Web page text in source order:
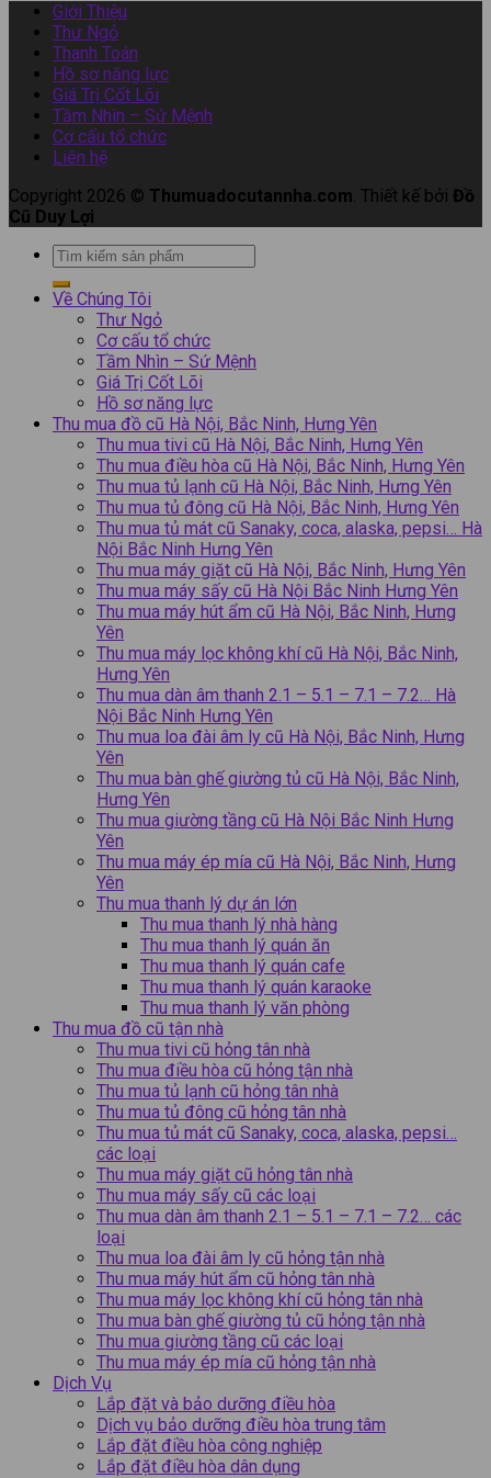
Giới Thiệu
Thư Ngỏ
Thanh Toán
Hồ sơ năng lực
Giá Trị Cốt Lõi
Tầm Nhìn – Sứ Mệnh
Cơ cấu tổ chức
Liên hệ
Copyright 2026 © Thumuadocutannha.com. Thiết kế bởi Đồ
Cũ Duy Lợi
Về Chúng Tôi
Thư Ngỏ
Cơ cấu tổ chức
Tầm Nhìn – Sứ Mệnh
Giá Trị Cốt Lõi
Hồ sơ năng lực
Thu mua đồ cũ Hà Nội, Bắc Ninh, Hưng Yên
Thu mua tivi cũ Hà Nội, Bắc Ninh, Hưng Yên
Thu mua điều hòa cũ Hà Nội, Bắc Ninh, Hưng Yên
Thu mua tủ lạnh cũ Hà Nội, Bắc Ninh, Hưng Yên
Thu mua tủ đông cũ Hà Nội, Bắc Ninh, Hưng Yên
Thu mua tủ mát cũ Sanaky, coca, alaska, pepsi… Hà
Nội Bắc Ninh Hưng Yên
Thu mua máy giặt cũ Hà Nội, Bắc Ninh, Hưng Yên
Thu mua máy sấy cũ Hà Nội Bắc Ninh Hưng Yên
Thu mua máy hút ẩm cũ Hà Nội, Bắc Ninh, Hưng
Yên
Thu mua máy lọc không khí cũ Hà Nội, Bắc Ninh,
Hưng Yên
Thu mua dàn âm thanh 2.1 – 5.1 – 7.1 – 7.2… Hà
Nội Bắc Ninh Hưng Yên
Thu mua loa đài âm ly cũ Hà Nội, Bắc Ninh, Hưng
Yên
Thu mua bàn ghế giường tủ cũ Hà Nội, Bắc Ninh,
Hưng Yên
Thu mua giường tầng cũ Hà Nội Bắc Ninh Hưng
Yên
Thu mua máy ép mía cũ Hà Nội, Bắc Ninh, Hưng
Yên
Thu mua thanh lý dự án lớn
Thu mua thanh lý nhà hàng
Thu mua thanh lý quán ăn
Thu mua thanh lý quán cafe
Thu mua thanh lý quán karaoke
Thu mua thanh lý văn phòng
Thu mua đồ cũ tận nhà
Thu mua tivi cũ hỏng tân nhà
Thu mua điều hòa cũ hỏng tận nhà
Thu mua tủ lạnh cũ hỏng tân nhà
Thu mua tủ đông cũ hỏng tân nhà
Thu mua tủ mát cũ Sanaky, coca, alaska, pepsi…
các loại
Thu mua máy giặt cũ hỏng tân nhà
Thu mua máy sấy cũ các loại
Thu mua dàn âm thanh 2.1 – 5.1 – 7.1 – 7.2… các
loại
Thu mua loa đài âm ly cũ hỏng tận nhà
Thu mua máy hút ẩm cũ hỏng tân nhà
Thu mua máy lọc không khí cũ hỏng tân nhà
Thu mua bàn ghế giường tủ cũ hỏng tận nhà
Thu mua giường tầng cũ các loại
Thu mua máy ép mía cũ hỏng tận nhà
Dịch Vụ
Lắp đặt và bảo dưỡng điều hòa
Dịch vụ bảo dưỡng điều hòa trung tâm
Lắp đặt điều hòa công nghiệp
Lắp đặt điều hòa dân dụng